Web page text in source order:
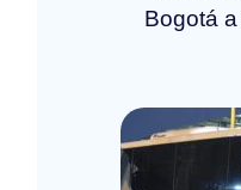
Bogotá